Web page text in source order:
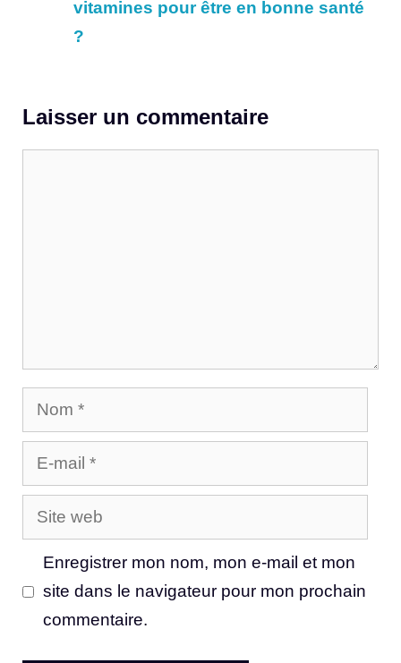
vitamines pour être en bonne santé
?
Laisser un commentaire
Nom
E-
mail
Site
web
Enregistrer mon nom, mon e-mail et mon
site dans le navigateur pour mon prochain
commentaire.